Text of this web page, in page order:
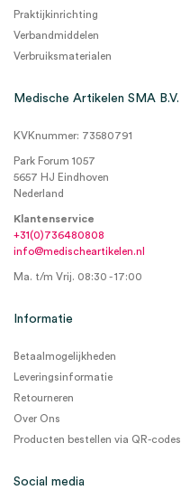
Praktijkinrichting
Verbandmiddelen
Verbruiksmaterialen
Medische Artikelen SMA B.V.
KVKnummer: 73580791
Park Forum 1057
5657 HJ Eindhoven
Nederland
Klantenservice
+31(0)736480808
info@medischeartikelen.nl
Ma. t/m Vrij. 08:30 - 17:00
Informatie
Betaalmogelijkheden
Leveringsinformatie
Retourneren
Over Ons
Producten bestellen via QR-codes
Social media